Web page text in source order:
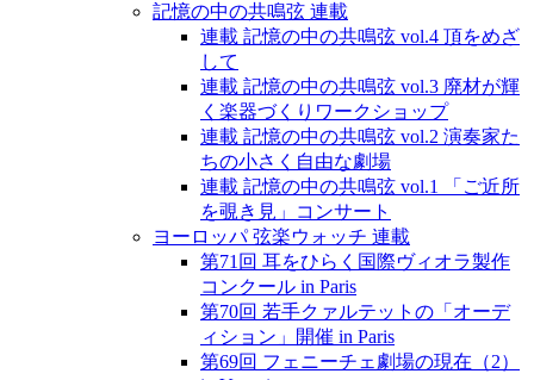
記憶の中の共鳴弦 連載
連載 記憶の中の共鳴弦 vol.4 頂をめざ
して
連載 記憶の中の共鳴弦 vol.3 廃材が輝
く楽器づくりワークショップ
連載 記憶の中の共鳴弦 vol.2 演奏家た
ちの小さく自由な劇場
連載 記憶の中の共鳴弦 vol.1 「ご近所
を覗き見」コンサート
ヨーロッパ 弦楽ウォッチ 連載
第71回 耳をひらく国際ヴィオラ製作
コンクール in Paris
第70回 若手クァルテットの「オーデ
ィション」開催 in Paris
第69回 フェニーチェ劇場の現在（2）